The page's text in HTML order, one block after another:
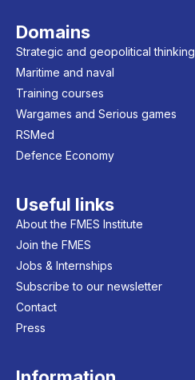
Domains
Strategic and geopolitical thinking
Maritime and naval
Training courses
Wargames and Serious games
RSMed
Defence Economy
Useful links
About the FMES Institute
Join the FMES
Jobs & Internships
Subscribe to our newsletter
Contact
Press